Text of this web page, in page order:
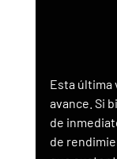
Esta última
avance. Si
de
de